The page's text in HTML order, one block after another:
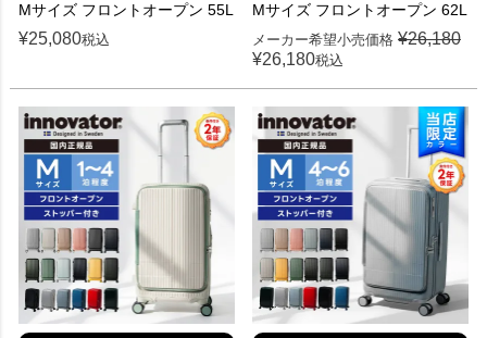
Mサイズ フロントオープン 55L
¥25,080税込
Mサイズ フロントオープン 62L
メーカー希望小売価格 ¥26,180
¥26,180税込